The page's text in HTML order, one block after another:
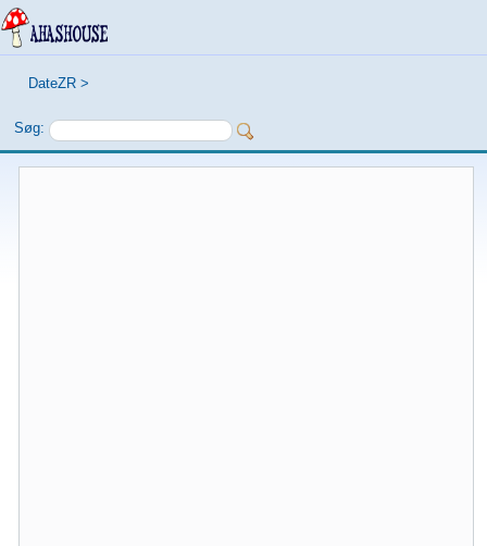
DateZR >
Søg: